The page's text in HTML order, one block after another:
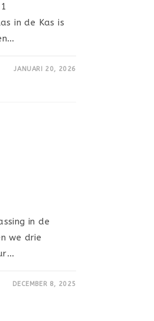
in de Kas is
JANUARI 20, 2026
in de
we drie
DECEMBER 8, 2025